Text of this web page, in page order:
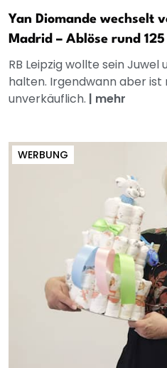
Yan Diomande wechselt
Madrid – Ablöse rund
RB Leipzig wollte sein
halten. Irgendwann aber
unverkäuflich. | mehr
WERBUNG